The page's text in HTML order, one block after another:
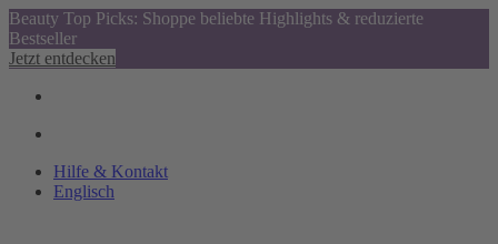
Beauty Top Picks: Shoppe beliebte Highlights & reduzierte
Bestseller
Jetzt entdecken
Hilfe & Kontakt
Englisch